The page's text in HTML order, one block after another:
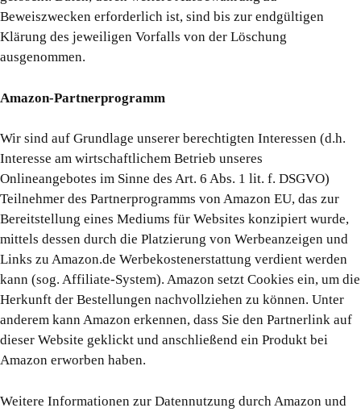
Beweiszwecken erforderlich ist, sind bis zur endgültigen
Klärung des jeweiligen Vorfalls von der Löschung
ausgenommen.
Amazon-Partnerprogramm
Wir sind auf Grundlage unserer berechtigten Interessen (d.h.
Interesse am wirtschaftlichem Betrieb unseres
Onlineangebotes im Sinne des Art. 6 Abs. 1 lit. f. DSGVO)
Teilnehmer des Partnerprogramms von Amazon EU, das zur
Bereitstellung eines Mediums für Websites konzipiert wurde,
mittels dessen durch die Platzierung von Werbeanzeigen und
Links zu Amazon.de Werbekostenerstattung verdient werden
kann (sog. Affiliate-System). Amazon setzt Cookies ein, um die
Herkunft der Bestellungen nachvollziehen zu können. Unter
anderem kann Amazon erkennen, dass Sie den Partnerlink auf
dieser Website geklickt und anschließend ein Produkt bei
Amazon erworben haben.
Weitere Informationen zur Datennutzung durch Amazon und